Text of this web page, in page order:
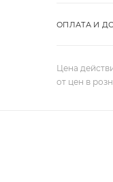
ОПЛАТА И
Цена
от цен в